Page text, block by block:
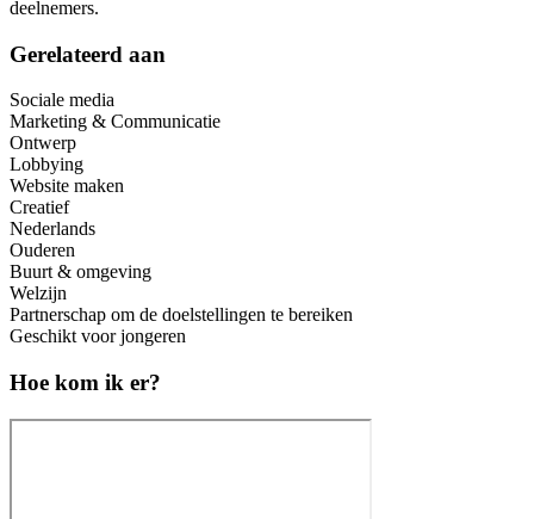
deelnemers.
Gerelateerd aan
Sociale media
Marketing & Communicatie
Ontwerp
Lobbying
Website maken
Creatief
Nederlands
Ouderen
Buurt & omgeving
Welzijn
Partnerschap om de doelstellingen te bereiken
Geschikt voor jongeren
Hoe kom ik er?